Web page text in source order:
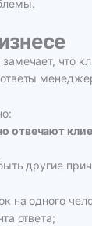
что
отвечают
другие
на одного
ответа;